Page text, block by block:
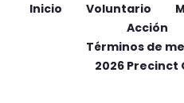
Inicio Voluntario
Acción
Términos de
2026